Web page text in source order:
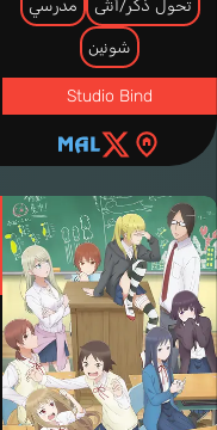
تحول ذكر/أنثى مدرسي
شونين
Studio Bind